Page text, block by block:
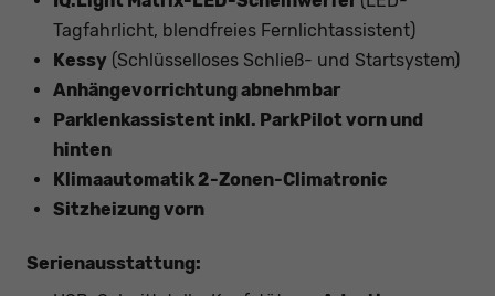
Tagfahrlicht, blendfreies Fernlichtassistent)
Kessy (Schlüsselloses Schließ- und Startsystem)
Anhängevorrichtung abnehmbar
Parklenkassistent inkl. ParkPilot vorn und
hinten
Klimaautomatik 2-Zonen-Climatronic
Sitzheizung vorn
Serienausstattung: